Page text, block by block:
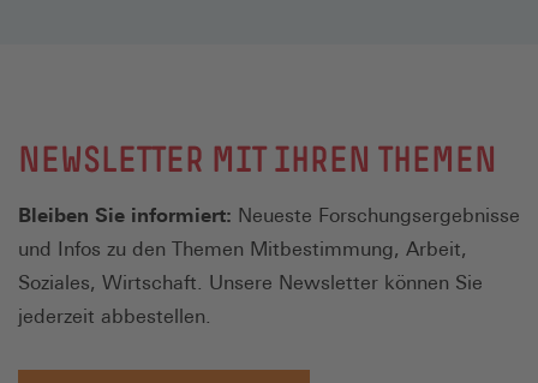
NEWSLETTER MIT IHREN THEMEN
Bleiben Sie informiert: Neueste Forschungsergebnisse
und Infos zu den Themen Mitbestimmung, Arbeit,
Soziales, Wirtschaft. Unsere Newsletter können Sie
jederzeit abbestellen.